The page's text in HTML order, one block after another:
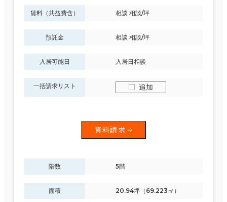
賃料（共益費含） 相談 相談/坪
預託金 相談 相談/坪
入居可能日 入居日相談
一括請求リスト 追加
資料請求
階数 5階
面積 20.94坪（69.223㎡）